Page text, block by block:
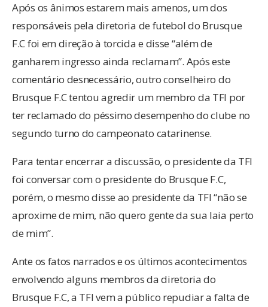
Após os ânimos estarem mais amenos, um dos
responsáveis pela diretoria de futebol do Brusque
F.C foi em direção à torcida e disse “além de
ganharem ingresso ainda reclamam”. Após este
comentário desnecessário, outro conselheiro do
Brusque F.C tentou agredir um membro da TFI por
ter reclamado do péssimo desempenho do clube no
segundo turno do campeonato catarinense.
Para tentar encerrar a discussão, o presidente da TFI
foi conversar com o presidente do Brusque F.C,
porém, o mesmo disse ao presidente da TFI “não se
aproxime de mim, não quero gente da sua laia perto
de mim”.
Ante os fatos narrados e os últimos acontecimentos
envolvendo alguns membros da diretoria do
Brusque F.C, a TFI vem a público repudiar a falta de